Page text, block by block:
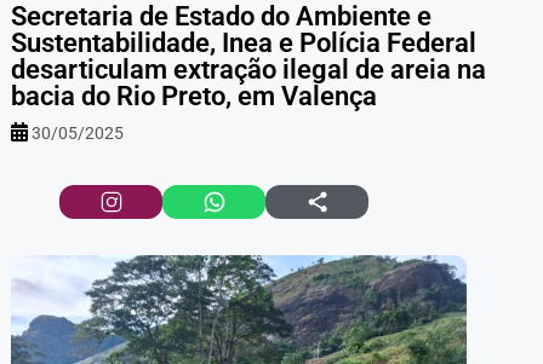
Secretaria de Estado do Ambiente e
Sustentabilidade, Inea e Polícia Federal
desarticulam extração ilegal de areia na
bacia do Rio Preto, em Valença
30/05/2025